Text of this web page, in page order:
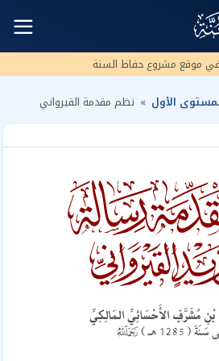
☰
موقع مشروع حفاظ السنة
الأول » نظم مقدمة القيرواني
مُشَرَّفٍ الأَحْسَائِيِّ المَالِكِيِّ
( 1285 هـ ) $